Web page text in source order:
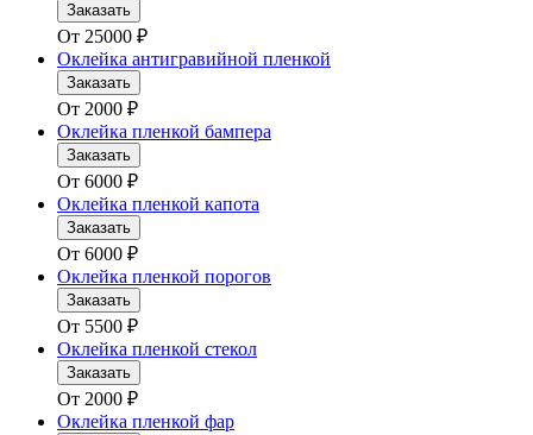
Заказать
От 25000 ₽
Оклейка антигравийной пленкой
Заказать
От 2000 ₽
Оклейка пленкой бампера
Заказать
От 6000 ₽
Оклейка пленкой капота
Заказать
От 6000 ₽
Оклейка пленкой порогов
Заказать
От 5500 ₽
Оклейка пленкой стекол
Заказать
От 2000 ₽
Оклейка пленкой фар